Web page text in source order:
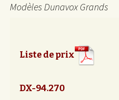
Modèles Dunavox Grands
Liste de prix
DX-94.270